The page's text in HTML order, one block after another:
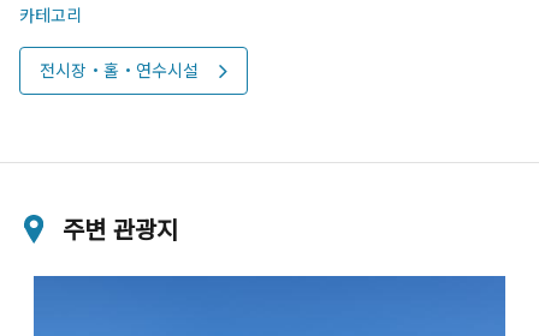
카테고리
전시장・홀・연수시설
주변 관광지